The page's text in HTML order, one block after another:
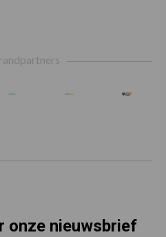
onze nieuwsbrief